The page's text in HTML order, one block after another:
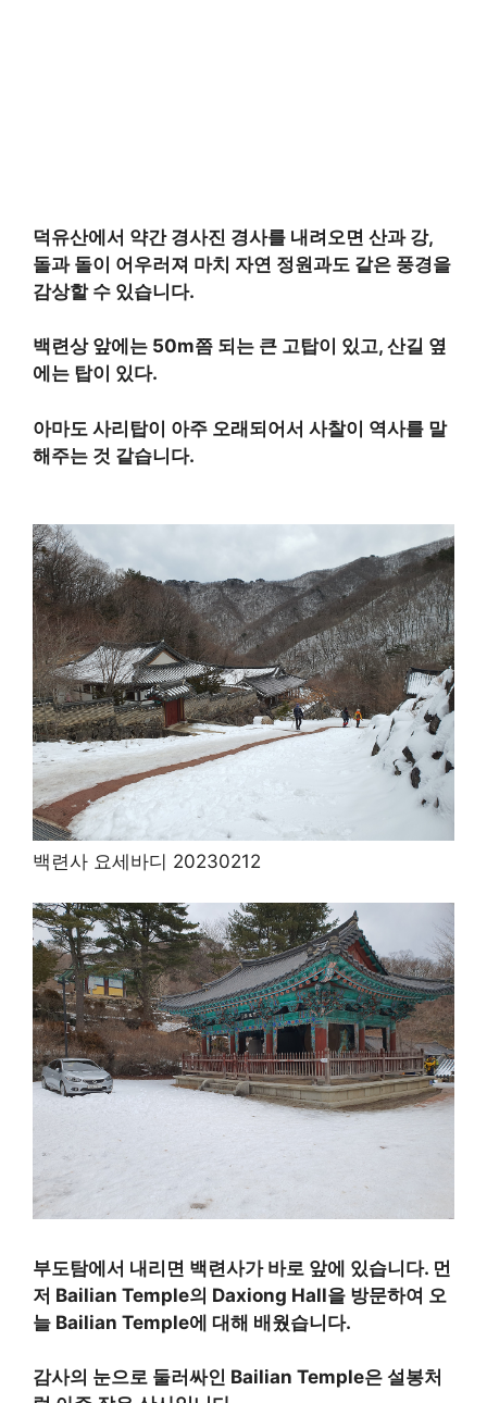
덕유산에서 약간 경사진 경사를 내려오면 산과 강,
돌과 돌이 어우러져 마치 자연 정원과도 같은 풍경을
감상할 수 있습니다.
백련상 앞에는 50m쯤 되는 큰 고탑이 있고, 산길 옆
에는 탑이 있다.
아마도 사리탑이 아주 오래되어서 사찰이 역사를 말
해주는 것 같습니다.
백련사 요세바디 20230212
부도탐에서 내리면 백련사가 바로 앞에 있습니다. 먼
저 Bailian Temple의 Daxiong Hall을 방문하여 오
늘 Bailian Temple에 대해 배웠습니다.
감사의 눈으로 둘러싸인 Bailian Temple은 설봉처